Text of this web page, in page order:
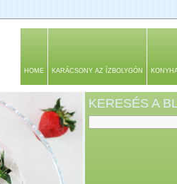
HOME KARÁCSONY AZ ÍZBOLYGÓN
KERESÉS A